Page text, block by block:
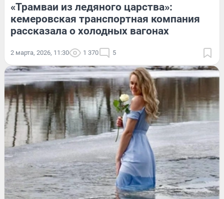
«Трамваи из ледяного царства»:
кемеровская транспортная компания
рассказала о холодных вагонах
2 марта, 2026, 11:30 1 370 5